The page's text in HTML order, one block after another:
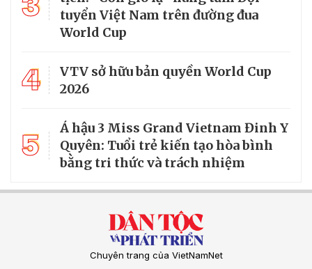
tuyển Việt Nam trên đường đua
World Cup
4
VTV sở hữu bản quyền World Cup
2026
5
Á hậu 3 Miss Grand Vietnam Đinh Y
Quyên: Tuổi trẻ kiến tạo hòa bình
bằng tri thức và trách nhiệm
Chuyên trang của VietNamNet